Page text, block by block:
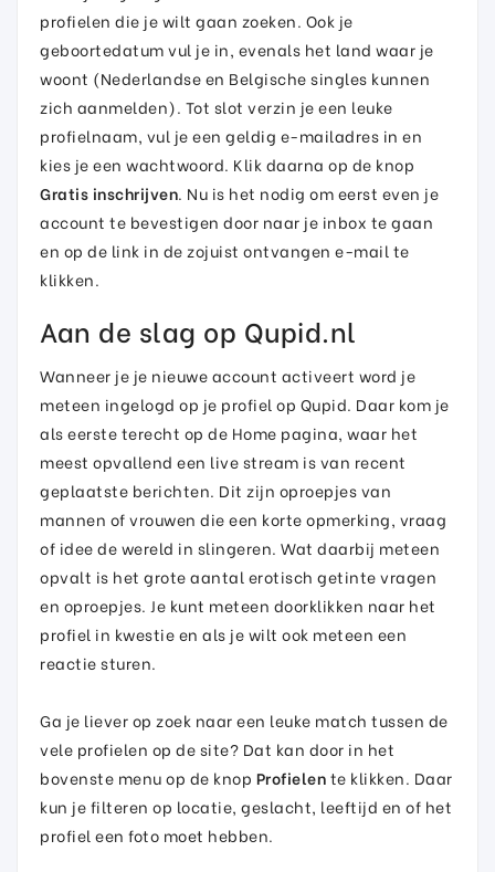
profielen die je wilt gaan zoeken. Ook je
geboortedatum vul je in, evenals het land waar je
woont (Nederlandse en Belgische singles kunnen
zich aanmelden). Tot slot verzin je een leuke
profielnaam, vul je een geldig e-mailadres in en
kies je een wachtwoord. Klik daarna op de knop
Gratis inschrijven. Nu is het nodig om eerst even je
account te bevestigen door naar je inbox te gaan
en op de link in de zojuist ontvangen e-mail te
klikken.
Aan de slag op Qupid.nl
Wanneer je je nieuwe account activeert word je
meteen ingelogd op je profiel op Qupid. Daar kom je
als eerste terecht op de Home pagina, waar het
meest opvallend een live stream is van recent
geplaatste berichten. Dit zijn oproepjes van
mannen of vrouwen die een korte opmerking, vraag
of idee de wereld in slingeren. Wat daarbij meteen
opvalt is het grote aantal erotisch getinte vragen
en oproepjes. Je kunt meteen doorklikken naar het
profiel in kwestie en als je wilt ook meteen een
reactie sturen.
Ga je liever op zoek naar een leuke match tussen de
vele profielen op de site? Dat kan door in het
bovenste menu op de knop Profielente klikken. Daar
kun je filteren op locatie, geslacht, leeftijd en of het
profiel een foto moet hebben.